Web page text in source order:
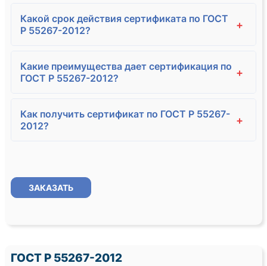
Какой срок действия сертификата по ГОСТ
Р 55267-2012?
+
Какие преимущества дает сертификация по
ГОСТ Р 55267-2012?
+
Как получить сертификат по ГОСТ Р 55267-
2012?
+
ЗАКАЗАТЬ
ГОСТ Р 55267-2012